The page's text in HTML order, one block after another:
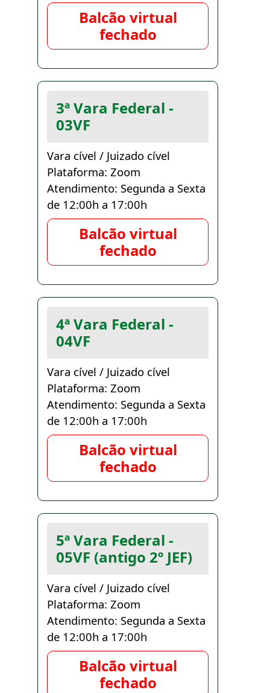
Balcão virtual
fechado
3ª Vara Federal -
03VF
Vara cível / Juizado cível
Plataforma: Zoom
Atendimento: Segunda a Sexta
de 12:00h a 17:00h
Balcão virtual
fechado
4ª Vara Federal -
04VF
Vara cível / Juizado cível
Plataforma: Zoom
Atendimento: Segunda a Sexta
de 12:00h a 17:00h
Balcão virtual
fechado
5ª Vara Federal -
05VF (antigo 2º JEF)
Vara cível / Juizado cível
Plataforma: Zoom
Atendimento: Segunda a Sexta
de 12:00h a 17:00h
Balcão virtual
fechado